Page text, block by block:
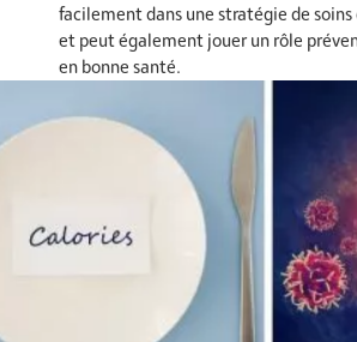
facilement dans une stratégie de
et peut également jouer un rôle
en bonne santé.